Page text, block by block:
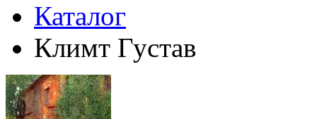
Каталог
Климт Густав